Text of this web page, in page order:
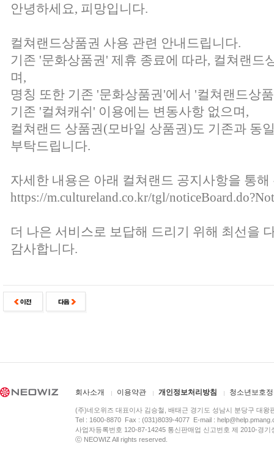
안녕하세요, 피망입니다.
컬쳐랜드상품권 사용 관련 안내드립니다.
기존 '문화상품권' 제휴 종료에 따라, 컬쳐랜드
며,
명칭 또한 기존 '문화상품권'에서 '컬쳐랜드상
기존 '컬쳐캐쉬' 이용에는 변동사항 없으며,
컬쳐랜드 상품권(모바일 상품권)도 기존과 동
부탁드립니다.
자세한 내용은 아래 컬쳐랜드 공지사항을 통
https://m.cultureland.co.kr/tgl/
더 나은 서비스로 보답해 드리기 위해 최선을
감사합니다.
회사소개 이용약관 개인정보처리방침 청소년보호
(주)네오위즈 대표이사 김승철, 배태근 경기도 성남시 분당구 대왕
Tel : 1600-8870 Fax : (031)8039-4077 E-mail :
사업자등록번호 120-87-14245 통신판매업 신고번호 제 2010-경
ⓒ NEOWIZ All rights reserved.